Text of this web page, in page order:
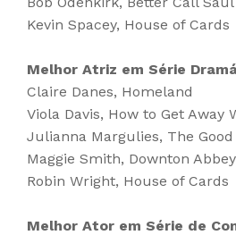
Kevin Spacey, House of Cards
Melhor Atriz em Série
Claire Danes, Homeland
Viola Davis, How to Get Away
Julianna Margulies, The Good
Maggie Smith, Downton Abbey
Robin Wright, House of Cards
Melhor Ator em Série de